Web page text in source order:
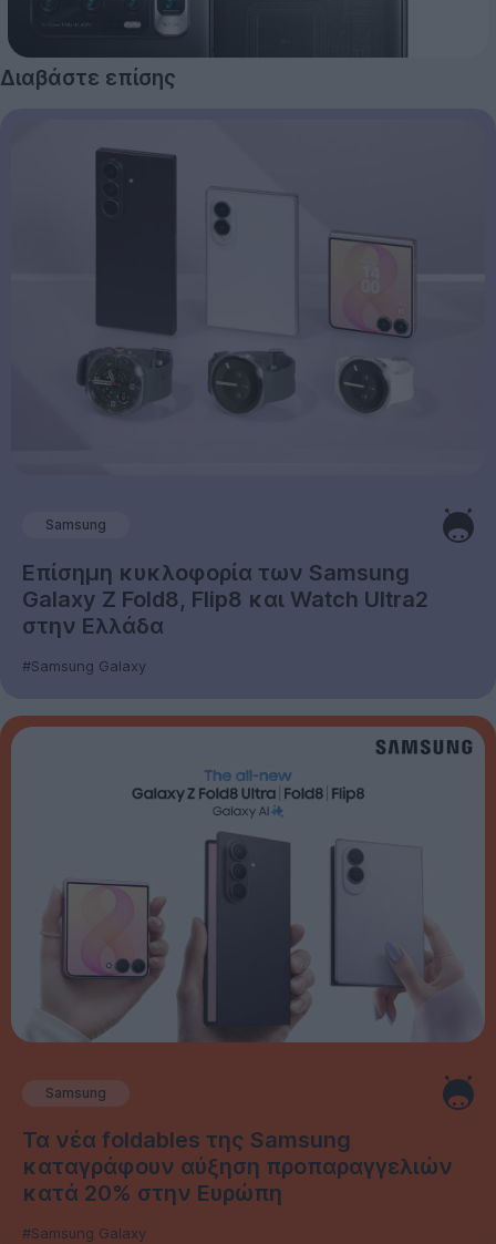
Διαβάστε επίσης
Samsung
Επίσημη κυκλοφορία των Samsung
Galaxy Z Fold8, Flip8 και Watch Ultra2
στην Ελλάδα
#Samsung Galaxy
Samsung
Τα νέα foldables της Samsung
καταγράφουν αύξηση προπαραγγελιών
κατά 20% στην Ευρώπη
#Samsung Galaxy